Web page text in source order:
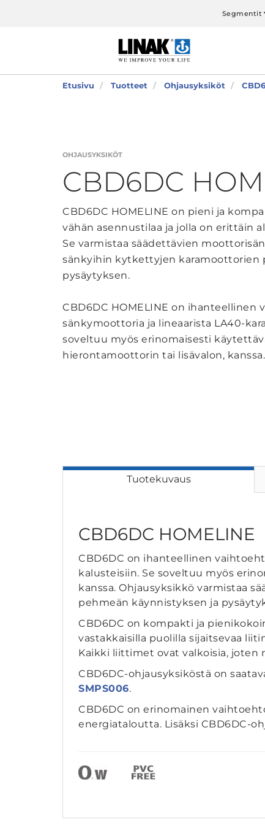
Segmentit
Etusivu Tuotteet Ohjausyksiköt
OHJAUSYKSIKÖT
CBD6DC
CBD6DC HOMELINE on pieni ja
vähän asennustilaa ja jolla on erittäin
Se varmistaa säädettävien
sänkyihin kytkettyjen karamoottorien
pysäytyksen.
CBD6DC HOMELINE on ihanteellinen
sänkymoottoria ja lineaarista LA40-
soveltuu myös erinomaisesti
hierontamoottorin tai lisävalon, kanssa.
Tuotekuvaus
CBD6DC HOMELINE
CBD6DC on ihanteellinen
kalusteisiin. Se soveltuu myös
kanssa. Ohjausyksikkö varmistaa
pehmeän käynnistyksen ja
CBD6DC on kompakti ja
vastakkaisilla puolilla sijaitsevaa
Kaikki liittimet ovat valkoisia, joten
CBD6DC-ohjausyksiköstä on
SMPS006.
CBD6DC on erinomainen
energiataloutta. Lisäksi CBD6DC-